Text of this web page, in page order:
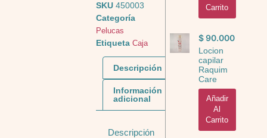
SKU 450003
Categoría
Pelucas
Etiqueta Caja
Descripción
Información
adicional
Descripción
Carrito
$90.000
Locion
capilar
Raquim
Care
Añadir
Al
Carrito